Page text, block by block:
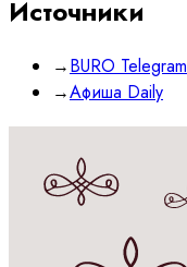
Источники
→BURO Telegram
→Афиша Daily